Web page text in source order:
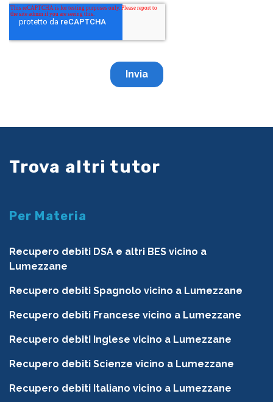
Trova altri tutor
Per Materia
Recupero debiti DSA e altri BES vicino a
Lumezzane
Recupero debiti Spagnolo vicino a Lumezzane
Recupero debiti Francese vicino a Lumezzane
Recupero debiti Inglese vicino a Lumezzane
Recupero debiti Scienze vicino a Lumezzane
Recupero debiti Italiano vicino a Lumezzane